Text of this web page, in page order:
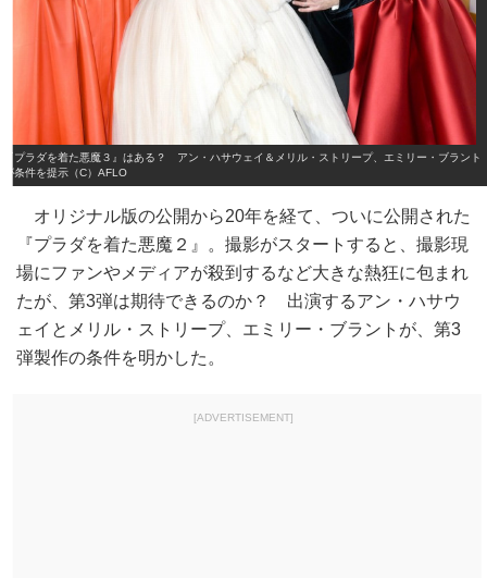
『プラダを着た悪魔３』はある？ アン・ハサウェイ＆メリル・ストリープ、エミリー・ブラント
が条件を提示（C）AFLO
オリジナル版の公開から20年を経て、ついに公開された
『プラダを着た悪魔２』。撮影がスタートすると、撮影現
場にファンやメディアが殺到するなど大きな熱狂に包まれ
たが、第3弾は期待できるのか？ 出演するアン・ハサウ
ェイとメリル・ストリープ、エミリー・ブラントが、第3
弾製作の条件を明かした。
[ADVERTISEMENT]